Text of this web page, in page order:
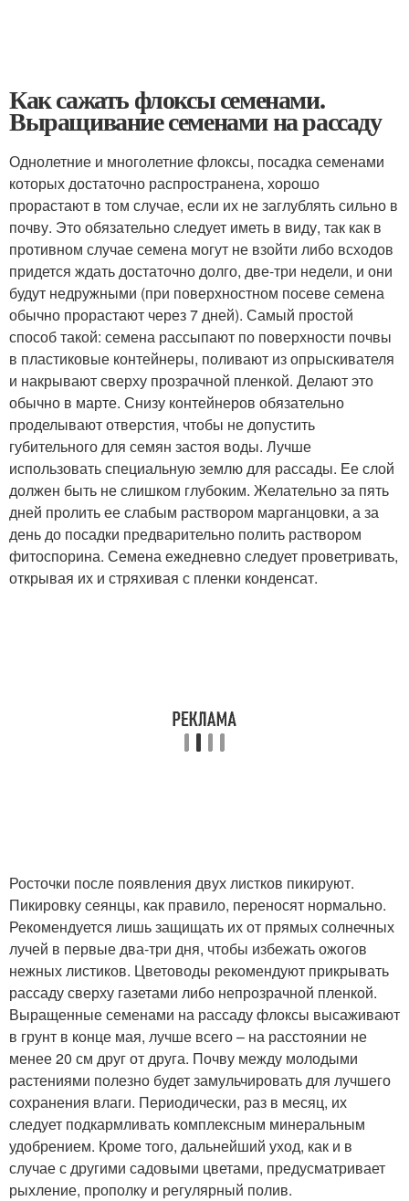
Как сажать флоксы семенами.
Выращивание семенами на рассаду
Однолетние и многолетние флоксы, посадка семенами
которых достаточно распространена, хорошо
прорастают в том случае, если их не заглублять сильно в
почву. Это обязательно следует иметь в виду, так как в
противном случае семена могут не взойти либо всходов
придется ждать достаточно долго, две-три недели, и они
будут недружными (при поверхностном посеве семена
обычно прорастают через 7 дней). Самый простой
способ такой: семена рассыпают по поверхности почвы
в пластиковые контейнеры, поливают из опрыскивателя
и накрывают сверху прозрачной пленкой. Делают это
обычно в марте. Снизу контейнеров обязательно
проделывают отверстия, чтобы не допустить
губительного для семян застоя воды. Лучше
использовать специальную землю для рассады. Ее слой
должен быть не слишком глубоким. Желательно за пять
дней пролить ее слабым раствором марганцовки, а за
день до посадки предварительно полить раствором
фитоспорина. Семена ежедневно следует проветривать,
открывая их и стряхивая с пленки конденсат.
Росточки после появления двух листков пикируют.
Пикировку сеянцы, как правило, переносят нормально.
Рекомендуется лишь защищать их от прямых солнечных
лучей в первые два-три дня, чтобы избежать ожогов
нежных листиков. Цветоводы рекомендуют прикрывать
рассаду сверху газетами либо непрозрачной пленкой.
Выращенные семенами на рассаду флоксы высаживают
в грунт в конце мая, лучше всего – на расстоянии не
менее 20 см друг от друга. Почву между молодыми
растениями полезно будет замульчировать для лучшего
сохранения влаги. Периодически, раз в месяц, их
следует подкармливать комплексным минеральным
удобрением. Кроме того, дальнейший уход, как и в
случае с другими садовыми цветами, предусматривает
рыхление, прополку и регулярный полив.